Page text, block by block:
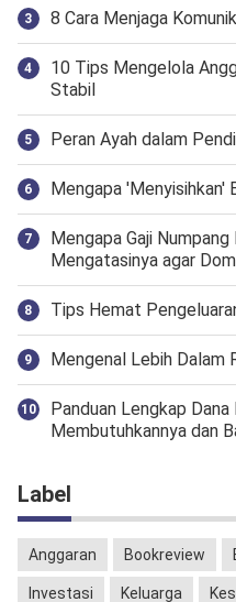
8 Cara Menjaga
10 Tips Mengelola
Stabil
Peran Ayah dalam
Mengapa 'Menyisihkan'
Mengapa Gaji
Mengatasinya agar
Tips Hemat
Mengenal Lebih Dalam
Panduan Lengkap
Membutuhkannya dan
Label
Anggaran Bookreview
Investasi Keluarga